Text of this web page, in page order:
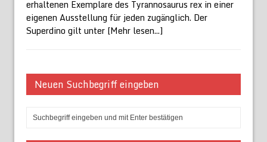
erhaltenen Exemplare des Tyrannosaurus rex in einer
eigenen Ausstellung für jeden zugänglich. Der
Superdino gilt unter [Mehr lesen...]
Neuen Suchbegriff eingeben